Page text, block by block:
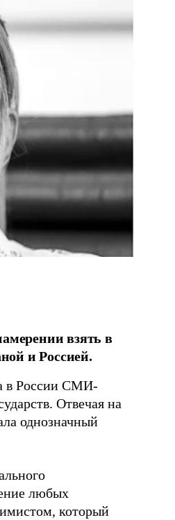
взять в
и Россией.
в России СМИ-
Отвечая на
однозначный
любых
который